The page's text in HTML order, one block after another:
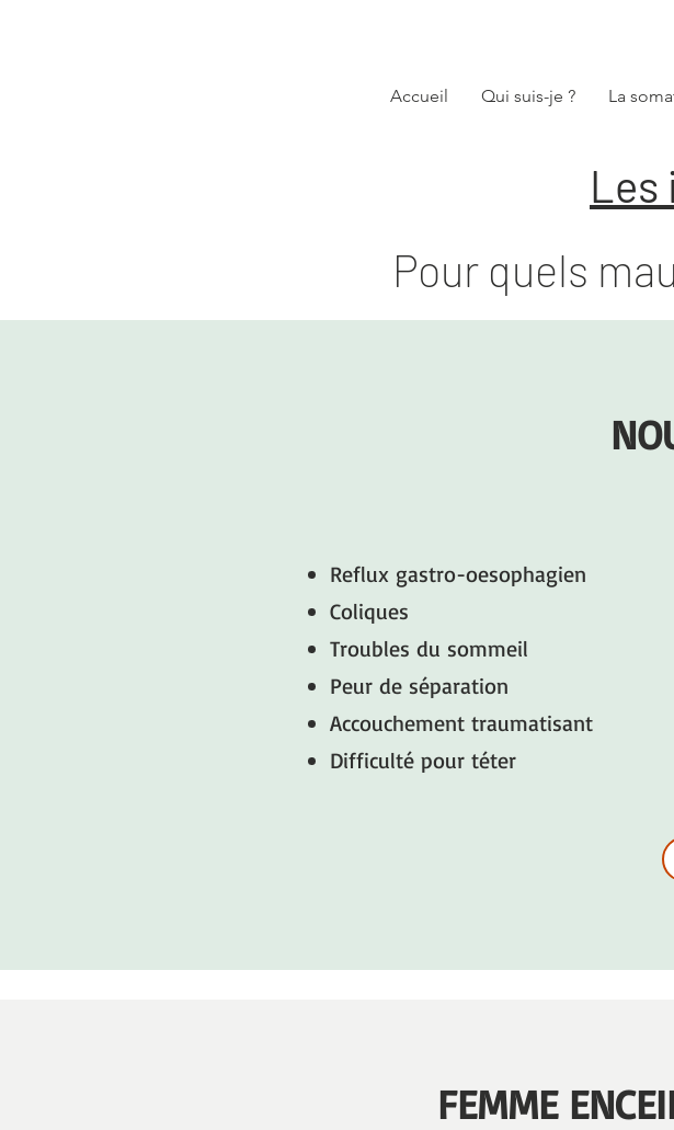
Accueil Qui suis-je ? La
Les
Pour quels
Reflux gastro-oesophagien
Coliques
Troubles du sommeil
Peur de séparation
Accouchement traumatisant
Difficulté pour téter
FEMME